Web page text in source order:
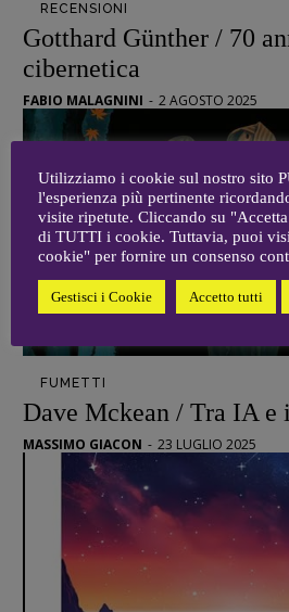
RECENSIONI
Gotthard Günther / 70
cibernetica
FABIO MALAGNINI - 2 AGOSTO 2025
FUMETTI
Dave Mckean / Tra IA e
MASSIMO GIACON - 23 LUGLIO 2025
Utilizziamo i cookie sul nostro sito
l'esperienza più pertinente
visite ripetute. Cliccando su
di TUTTI i cookie. Tuttavia, puoi
cookie" per fornire un consenso
Gestisci i Cookie Accetto tutti